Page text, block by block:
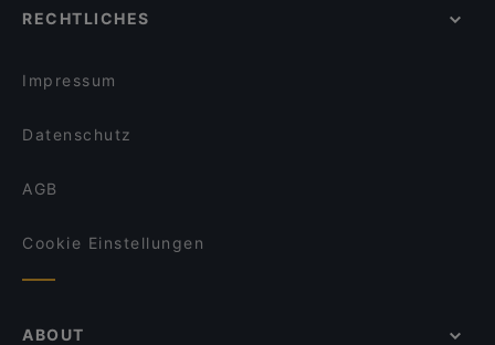
Soulful Patisserie
Mondo Pazzo
Lovoccino
Babyfreundliche Restaurants in Berlin
RECHTLICHES
Impressum
Datenschutz
AGB
Cookie Einstellungen
ABOUT